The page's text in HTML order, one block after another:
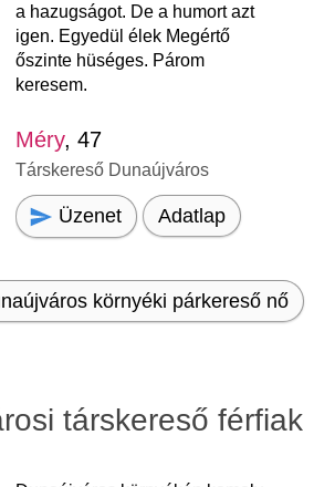
a hazugságot. De a humort azt
igen. Egyedül élek Megértő
őszinte hüséges. Párom
keresem.
Méry, 47
Társkereső Dunaújváros
Üzenet Adatlap
környéki párkereső nő
társkereső férfiak